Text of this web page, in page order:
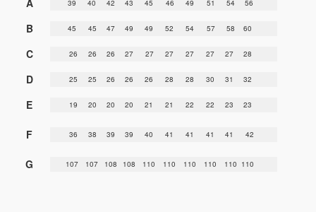
A 39 40 42 43 45 46 49 51 54 56
B 45 45 47 49 49 52 54 57 58 60
C 26 26 26 27 27 27 27 27 27 28
D 25 25 26 26 26 28 28 30 31 32
E 19 20 20 20 21 21 22 22 23 23
F 36 38 39 39 40 41 41 41 41 42
G 107 107 108 108 110 110 110 110 110 110